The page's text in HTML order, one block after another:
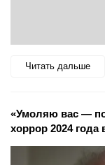
Читать дальше
«Умоляю вас —
хоррор 2024